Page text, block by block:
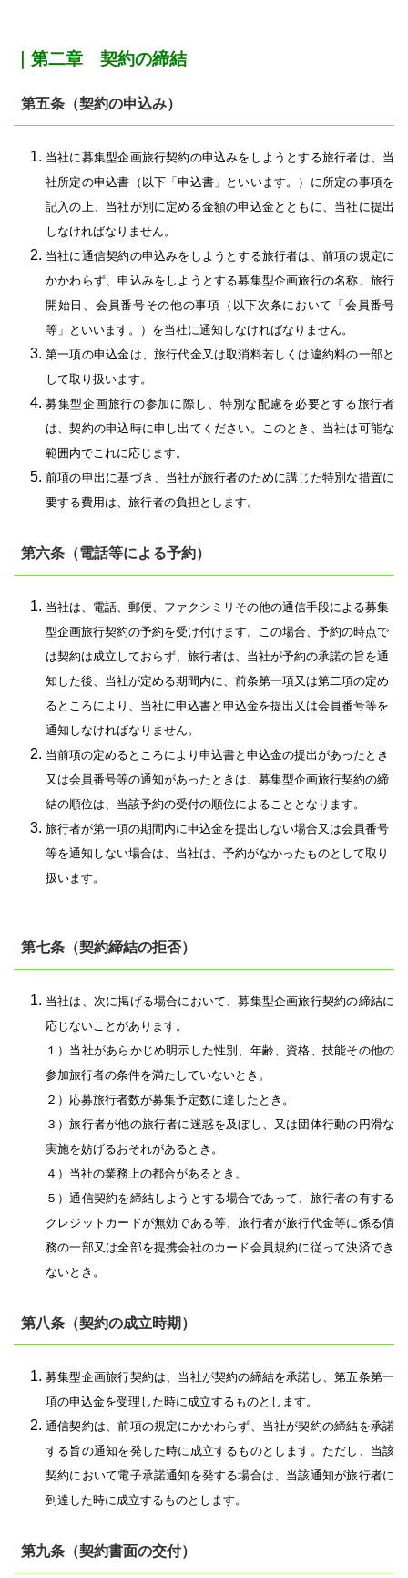
｜第二章 契約の締結
第五条（契約の申込み）
当社に募集型企画旅行契約の申込みをしようとする旅行者は、当
社所定の申込書（以下「申込書」といいます。）に所定の事項を
記入の上、当社が別に定める金額の申込金とともに、当社に提出
しなければなりません。
当社に通信契約の申込みをしようとする旅行者は、前項の規定に
かかわらず、申込みをしようとする募集型企画旅行の名称、旅行
開始日、会員番号その他の事項（以下次条において「会員番号
等」といいます。）を当社に通知しなければなりません。
第一項の申込金は、旅行代金又は取消料若しくは違約料の一部と
して取り扱います。
募集型企画旅行の参加に際し、特別な配慮を必要とする旅行者
は、契約の申込時に申し出てください。このとき、当社は可能な
範囲内でこれに応じます。
前項の申出に基づき、当社が旅行者のために講じた特別な措置に
要する費用は、旅行者の負担とします。
第六条（電話等による予約）
当社は、電話、郵便、ファクシミリその他の通信手段による募集
型企画旅行契約の予約を受け付けます。この場合、予約の時点で
は契約は成立しておらず、旅行者は、当社が予約の承諾の旨を通
知した後、当社が定める期間内に、前条第一項又は第二項の定め
るところにより、当社に申込書と申込金を提出又は会員番号等を
通知しなければなりません。
当前項の定めるところにより申込書と申込金の提出があったとき
又は会員番号等の通知があったときは、募集型企画旅行契約の締
結の順位は、当該予約の受付の順位によることとなります。
旅行者が第一項の期間内に申込金を提出しない場合又は会員番号
等を通知しない場合は、当社は、予約がなかったものとして取り
扱います。
第七条（契約締結の拒否）
当社は、次に掲げる場合において、募集型企画旅行契約の締結に
応じないことがあります。
１）当社があらかじめ明示した性別、年齢、資格、技能その他の
参加旅行者の条件を満たしていないとき。
２）応募旅行者数が募集予定数に達したとき。
３）旅行者が他の旅行者に迷惑を及ぼし、又は団体行動の円滑な
実施を妨げるおそれがあるとき。
４）当社の業務上の都合があるとき。
５）通信契約を締結しようとする場合であって、旅行者の有する
クレジットカードが無効である等、旅行者が旅行代金等に係る債
務の一部又は全部を提携会社のカード会員規約に従って決済でき
ないとき。
第八条（契約の成立時期）
募集型企画旅行契約は、当社が契約の締結を承諾し、第五条第一
項の申込金を受理した時に成立するものとします。
通信契約は、前項の規定にかかわらず、当社が契約の締結を承諾
する旨の通知を発した時に成立するものとします。ただし、当該
契約において電子承諾通知を発する場合は、当該通知が旅行者に
到達した時に成立するものとします。
第九条（契約書面の交付）